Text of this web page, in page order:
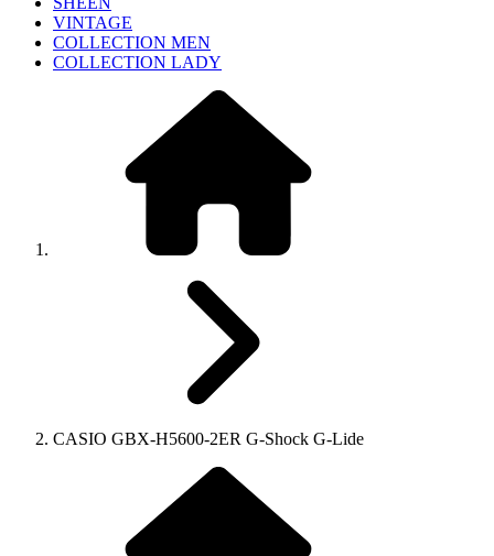
VINTAGE
COLLECTION MEN
COLLECTION LADY
CASIO GBX-H5600-2ER G-Shock G-Lide